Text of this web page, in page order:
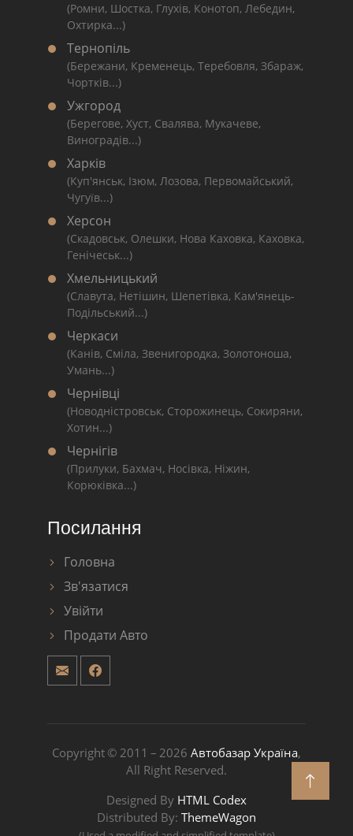
(Ромни, Шостка, Глухів, Конотоп, Лебедин,
Охтирка...)
Тернопіль
(Бережани, Кременець, Теребовля, Збараж,
Чортків...)
Ужгород
(Берегове, Хуст, Свалява, Мукачеве,
Виноградів...)
Харків
(Куп'янськ, Ізюм, Лозова, Первомайський,
Чугуїв...)
Херсон
(Скадовськ, Олешки, Нова Каховка, Каховка,
Генічеськ...)
Хмельницький
(Славута, Нетішин, Шепетівка, Кам'янець-
Подільський...)
Черкаси
(Канів, Сміла, Звенигородка, Золотоноша,
Умань...)
Чернівці
(Новодністровськ, Сторожинець, Сокиряни,
Хотин...)
Чернігів
(Прилуки, Бахмач, Носівка, Ніжин,
Корюківка...)
Посилання
Головна
Зв'язатися
Увійти
Продати Авто
Copyright © 2011 – 2026 Автобазар Україна,
All Right Reserved.
Designed By HTML Codex
Distributed By: ThemeWagon